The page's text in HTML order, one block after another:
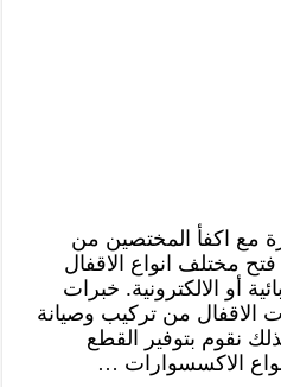
مع اكفأ المختصين من
مختلف انواع الاقفال
أو الالكترونية. خبرات
الاقفال من تركيب وصيانة
نقوم بتوفير القطع
الاكسسوارات …